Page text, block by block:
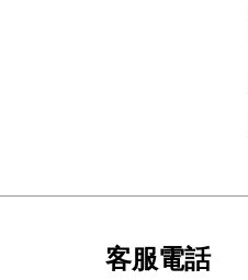
客服電話